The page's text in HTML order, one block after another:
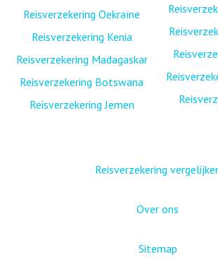
Reisverzekering Oekraïne
Reisverzekering Kenia
Reisverzekering Madagaskar
Reisverzekering Botswana
Reisverzekering Jemen
Reisverzekering
Over ons
Sitemap